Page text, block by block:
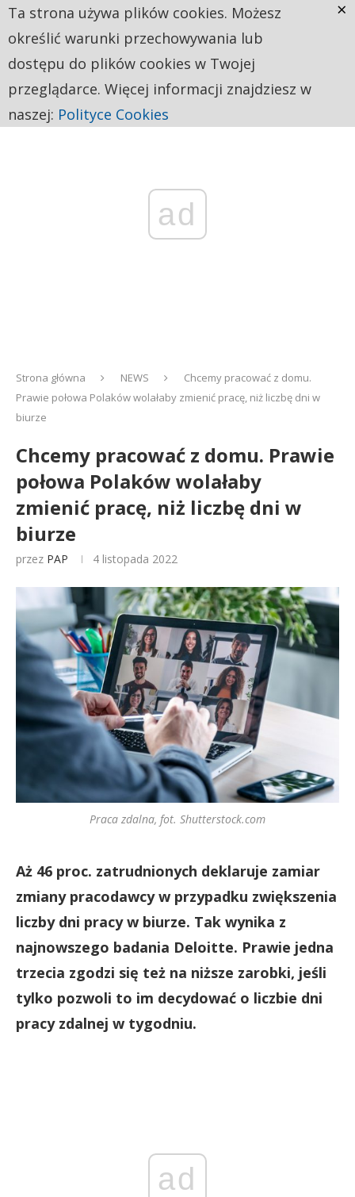
ad
Strona główna NEWS
Chcemy pracować z domu.
Prawie połowa Polaków wolałaby zmienić pracę, niż liczbę dni w
biurze
Chcemy pracować z domu. Prawie
połowa Polaków wolałaby
zmienić pracę, niż liczbę dni w
biurze
przez PAP 4 listopada 2022
Praca zdalna, fot. Shutterstock.com
Aż 46 proc. zatrudnionych deklaruje zamiar
zmiany pracodawcy w przypadku zwiększenia
liczby dni pracy w biurze. Tak wynika z
najnowszego badania Deloitte. Prawie jedna
trzecia zgodzi się też na niższe zarobki, jeśli
tylko pozwoli to im decydować o liczbie dni
pracy zdalnej w tygodniu.
ad
Ta strona używa plików cookies. Możesz
określić warunki przechowywania lub
dostępu do plików cookies w Twojej
przeglądarce. Więcej informacji znajdziesz w
naszej: Polityce Cookies
×